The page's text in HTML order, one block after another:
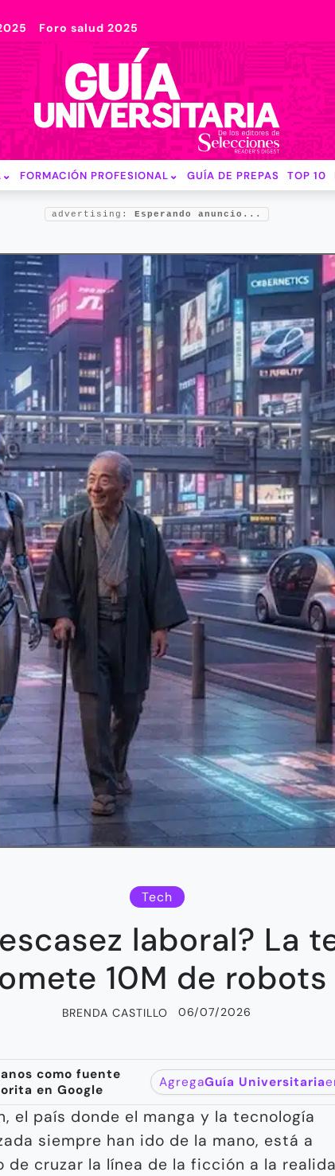
Foro salud 2025
FORMACIÓN PROFESIONAL GUÍA DE PREPAS TOP 10
advertising: Esperando anuncio...
Tech
laboral? La
10M de robots
BRENDA CASTILLO 06/07/2026
como fuente
en Google
AgregaGuía Universitaria
el país donde el manga y la tecnología
siempre han ido de la mano, está a
de cruzar la línea de la ficción a la